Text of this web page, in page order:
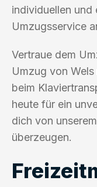
individuellen und
Umzugsservice
Vertraue dem
Umzug von
beim
heute für ein
dich von
überzeugen.